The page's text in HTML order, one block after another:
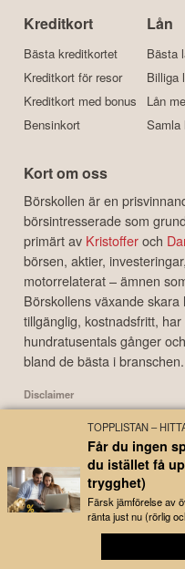
Fonder
Kreditkort
Bästa kreditkortet
Kreditkort med bonus
Lån
Bästa
Kort om oss
Börskollen är en
börsintresserade som
primärt avKristofferoch
börsen, aktier,
motorrelaterat – ämnen
Börskollens växande skara
hundratusentals gånger
bland de bästa i branschen.
Börskollen Sverige AB
finansinspektionens tillsyn och ger
investeringsbeslut baserade på
självständigt av investeraren.
förlust eller skada av vad slag det
🔔 Bredaste
TOPPLISTAN –
Får du ingen
du istället få
trygghet)
Färsk jämförelse av
ränta just nu (rörlig